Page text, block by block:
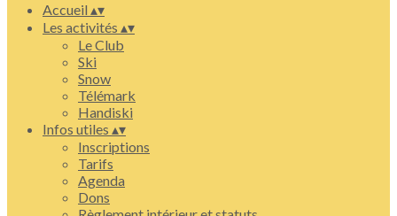
Accueil ▴▾
Les activités ▴▾
Le Club
Ski
Snow
Télémark
Handiski
Infos utiles ▴▾
Inscriptions
Tarifs
Agenda
Dons